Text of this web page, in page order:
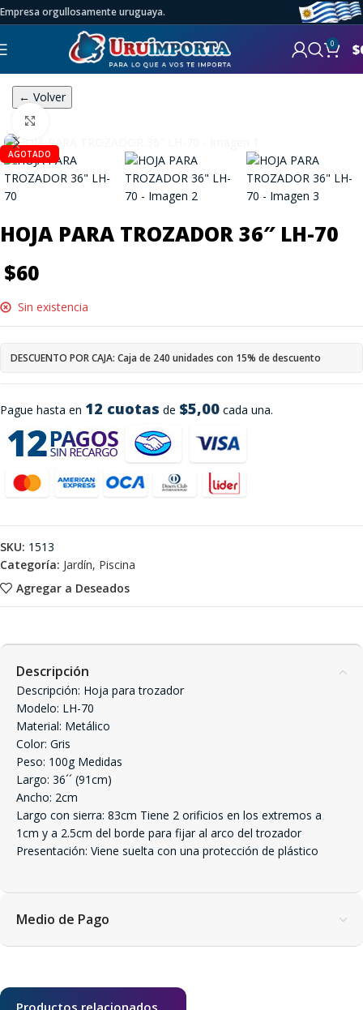
Empresa orgullosamente uruguaya.
0 $
← Volver
AGOTADO
HOJA PARA TROZADOR 36″ LH-70
$60
Pague hasta en 12 cuotas de $5,00 cada una.
Sin existencia
DESCUENTO POR CAJA: Caja de 240 unidades con 15% de descuento
Agregar a Deseados
SKU: 1513
Categoría: Jardín, Piscina
Descripción
Descripción: Hoja para trozador
Modelo: LH-70
Material: Metálico
Color: Gris
Peso: 100g Medidas
Largo: 36´´ (91cm)
Ancho: 2cm
Largo con sierra: 83cm Tiene 2 orificios en los extremos a
1cm y a 2.5cm del borde para fijar al arco del trozador
Presentación: Viene suelta con una protección de plástico
Medio de Pago